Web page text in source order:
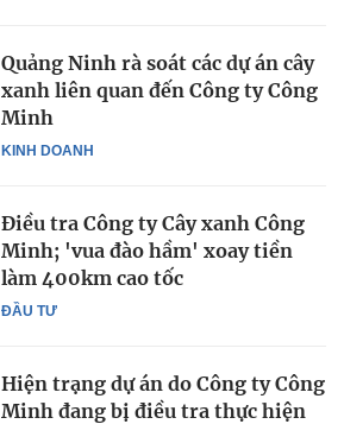
KINH DOANH
Quảng Ninh rà soát các dự án cây
xanh liên quan đến Công ty Công
Minh
ĐẦU TƯ
Điều tra Công ty Cây xanh Công
Minh; 'vua đào hầm' xoay tiền
làm 400km cao tốc
Hiện trạng dự án do Công ty Công
Minh đang bị điều tra thực hiện